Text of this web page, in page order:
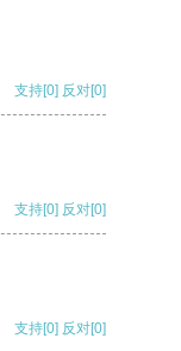
支持[0] 反对[0]
支持[0] 反对[0]
支持[0] 反对[0]